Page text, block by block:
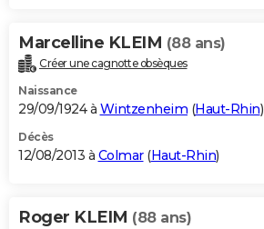
Marcelline KLEIM (88 ans)
Créer une cagnotte obsèques
Naissance
29/09/1924 à Wintzenheim (Haut-Rhin)
Décès
12/08/2013 à Colmar(Haut-Rhin)
Roger KLEIM (88 ans)